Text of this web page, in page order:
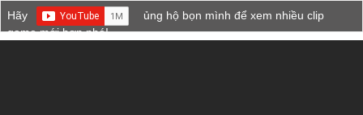
Hãy
ủng hộ bọn mình để xem nhiều clip
game mới hơn nhé!